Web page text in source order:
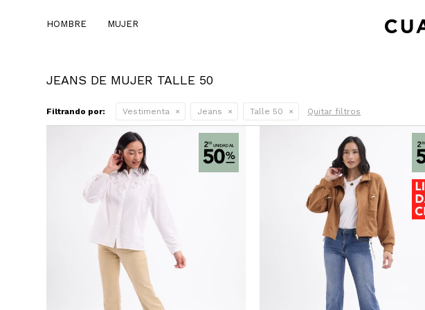
HOMBRE MUJER
JEANS DE MUJER TALLE 50
Filtrando por: Vestimenta Jeans Talle 50 Quitar filtros